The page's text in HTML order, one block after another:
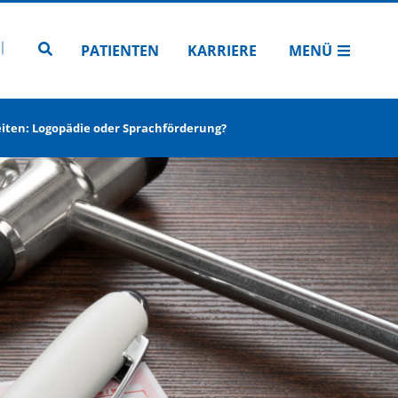
Zur Seitensuche
PATIENTEN KARRIERE MENÜ
Logopädie oder Sprachförderung?